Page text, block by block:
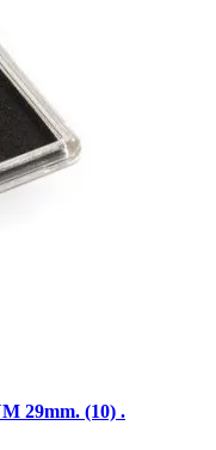
29mm. (10) .